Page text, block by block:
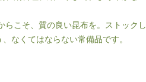
らこそ、質の良い昆布を。ストックし
なくてはならない常備品です。